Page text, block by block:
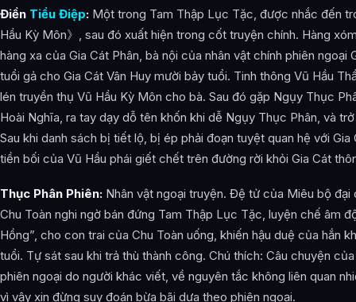
Điền Tiểu Điệp: Một trong Tam Thập Lục Tặc, được nhắc đến
Hầu Kỳ Môn》, sau đó xuất hiện trong cốt truyện chính. Hàng
hàng xa của Gia Cát Phân, bà nội của nhân vật chính phiên ngoại
tuổi gả cho Gia Cát Vân Huy mười bảy tuổi. Tinh thông Vũ Hầu
lén truyền thụ Vũ Hầu Kỳ Môn cho bà. Sau đó gặp Ngụy Thục
Hoài Nghĩa, ra tay dạy dỗ tên khốn khi dễ Ngụy Thục Phân, và
Sau khi danh sách bị tiết lộ, bị ép phải đoạn tuyệt quan hệ với Gia
tiền bối của Vũ Hầu phái giết chết trên đường rời khỏi Gia Cát
Thục Phân Phiên: Nhân vật ngoại truyện. Đệ tử của Miêu bộ đại
Chu Toàn nghi ngờ bán đứng Tam Thập Lục Tặc, luyện chế âm
Hồng”, cho con trai của Chu Toàn uống, khiến hậu duệ của hắn
tuổi. Tự sát sau khi trả thù thành công. Chú thích: Câu chuyện
phiên ngoại do người khác viết, về nguyên tắc không liên quan
vì vậy xin đừng suy đoán bừa bãi dựa theo phiên ngoại.